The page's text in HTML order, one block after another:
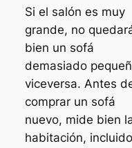
Si el salón es muy
grande, no
bien un sofá
demasiado
viceversa. Antes
comprar un sofá
nuevo, mide bien
habitación,